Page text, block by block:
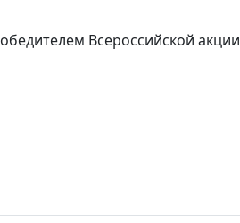
Всероссийской акции